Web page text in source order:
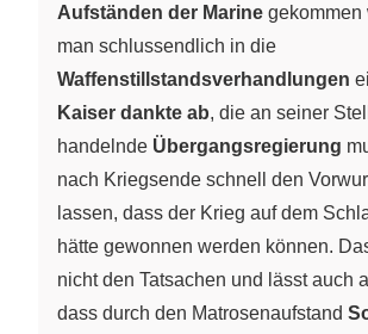
Aufständen der Marine gekommen
man schlussendlich in die
Waffenstillstandsverhandlungen
Kaiser dankte ab, die an seiner
handelnde Übergangsregierung
nach Kriegsende schnell den
lassen, dass der Krieg auf dem
hätte gewonnen werden können.
nicht den Tatsachen und lässt auch
dass durch den Matrosenaufstand